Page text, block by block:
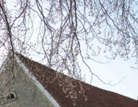
mit alten Obstsorten (Äpfel,
wie auch bei den
Wurst verarbeitet. Das
(https://bauer-
öffnungszeiten